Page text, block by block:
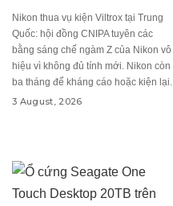
Nikon thua vụ kiện Viltrox tại Trung
Quốc: hội đồng CNIPA tuyên các
bằng sáng chế ngàm Z của Nikon vô
hiệu vì không đủ tính mới. Nikon còn
ba tháng để kháng cáo hoặc kiện lại.
3 August, 2026